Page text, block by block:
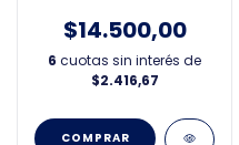
$14.500,00
6 cuotas sin interés de
$2.416,67